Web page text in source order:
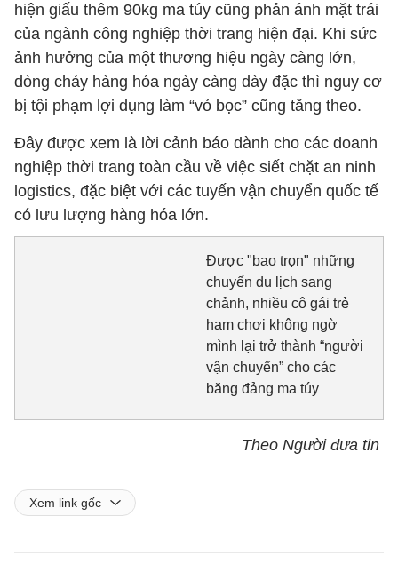
hiện giấu thêm 90kg ma túy cũng phản ánh mặt trái
của ngành công nghiệp thời trang hiện đại. Khi sức
ảnh hưởng của một thương hiệu ngày càng lớn,
dòng chảy hàng hóa ngày càng dày đặc thì nguy cơ
bị tội phạm lợi dụng làm “vỏ bọc” cũng tăng theo.
Đây được xem là lời cảnh báo dành cho các doanh
nghiệp thời trang toàn cầu về việc siết chặt an ninh
logistics, đặc biệt với các tuyến vận chuyển quốc tế
có lưu lượng hàng hóa lớn.
Được "bao trọn" những
chuyến du lịch sang
chảnh, nhiều cô gái trẻ
ham chơi không ngờ
mình lại trở thành “người
vận chuyển” cho các
băng đảng ma túy
Theo Người đưa tin
Xem link gốc